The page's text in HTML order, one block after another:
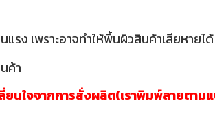
รง เพราะอาจทำให้พื้นผิวสินค้าเสียหายได้
ค้า
นใจจากการสั่งผลิต(เราพิมพ์ลายตาม